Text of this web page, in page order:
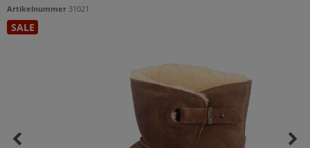
Artikelnummer 31021
SALE